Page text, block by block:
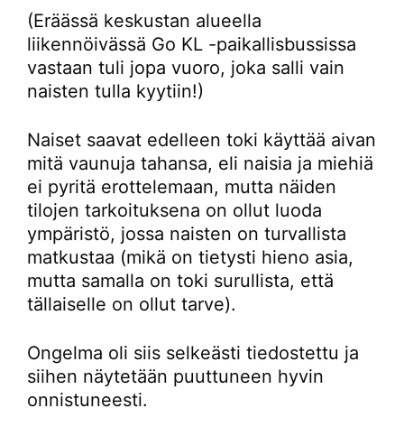
(Eräässä keskustan alueella
liikennöivässä Go KL -paikallisbussissa
vastaan tuli jopa vuoro, joka salli vain
naisten tulla kyytiin!)
Naiset saavat edelleen toki käyttää aivan
mitä vaunuja tahansa, eli naisia ja miehiä
ei pyritä erottelemaan, mutta näiden
tilojen tarkoituksena on ollut luoda
ympäristö, jossa naisten on turvallista
matkustaa (mikä on tietysti hieno asia,
mutta samalla on toki surullista, että
tällaiselle on ollut tarve).
Ongelma oli siis selkeästi tiedostettu ja
siihen näytetään puuttuneen hyvin
onnistuneesti.